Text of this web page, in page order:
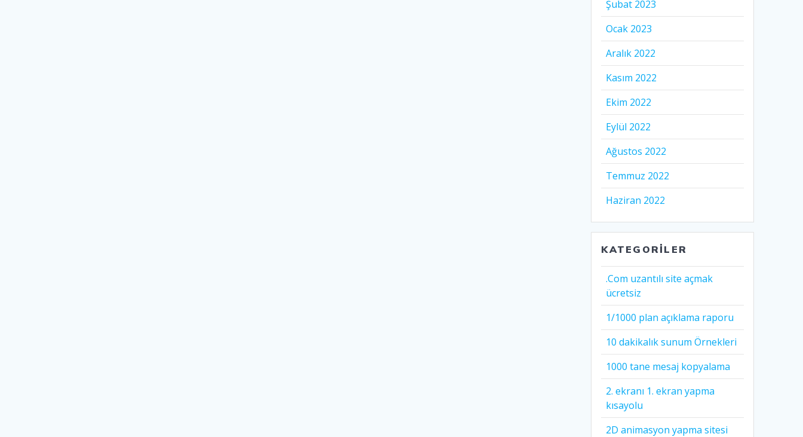
Şubat 2023
Ocak 2023
Aralık 2022
Kasım 2022
Ekim 2022
Eylül 2022
Ağustos 2022
Temmuz 2022
Haziran 2022
KATEGORILER
.Com uzantılı site açmak
ücretsiz
1/1000 plan açıklama raporu
10 dakikalık sunum Örnekleri
1000 tane mesaj kopyalama
2. ekranı 1. ekran yapma
kısayolu
2D animasyon yapma sitesi